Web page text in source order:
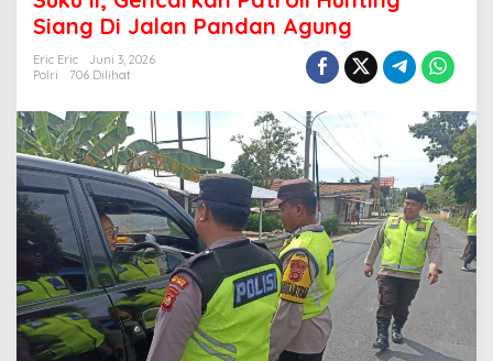
h
B
l
!
P
e
r
s
o
n
i
l
P
o
l
Siang Di Jalan Pandan Agung
Eric Eric
Juni 3, 2026
Polri
706 Dilihat